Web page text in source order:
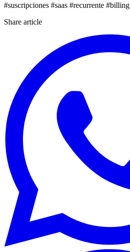
#suscripciones #saas #recurrente #billing
Share article